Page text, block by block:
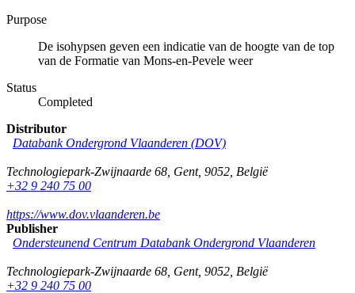
Purpose
De isohypsen geven een indicatie van de hoogte van de top
van de Formatie van Mons-en-Pevele weer
Status
Completed
Distributor
Databank Ondergrond Vlaanderen (DOV)
Technologiepark-Zwijnaarde 68 Gent, 9052 België
+32 9 240 75 00
https://www.dov.vlaanderen.be
Publisher
Ondersteunend Centrum Databank Ondergrond Vlaanderen
Technologiepark-Zwijnaarde 68 Gent, 9052 België
+32 9 240 75 00